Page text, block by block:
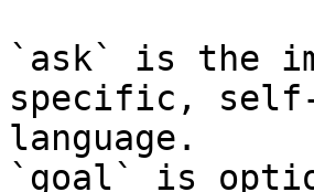
`ask` is the
specific,
language.
`goal` is